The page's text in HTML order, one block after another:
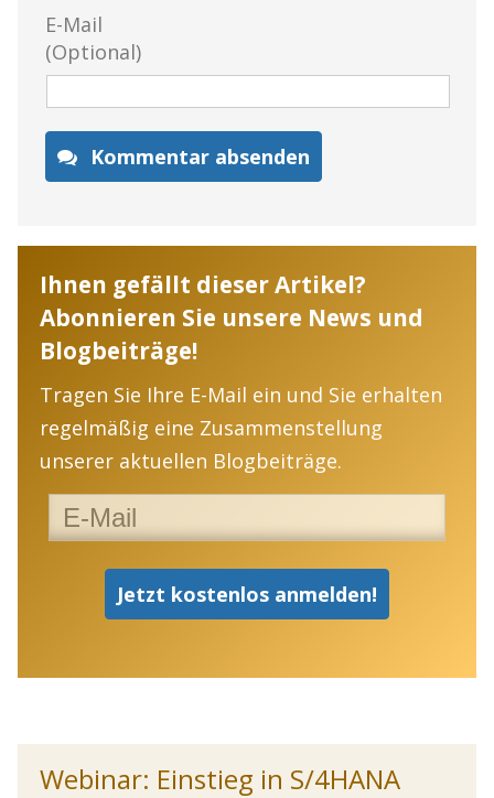
E-Mail
(Optional)
Kommentar absenden
Ihnen gefällt dieser Artikel?
Abonnieren Sie unsere News und
Blogbeiträge!
Tragen Sie Ihre E-Mail ein und Sie erhalten
regelmäßig eine Zusammenstellung
unserer aktuellen Blogbeiträge.
Webinar: Einstieg in S/4HANA